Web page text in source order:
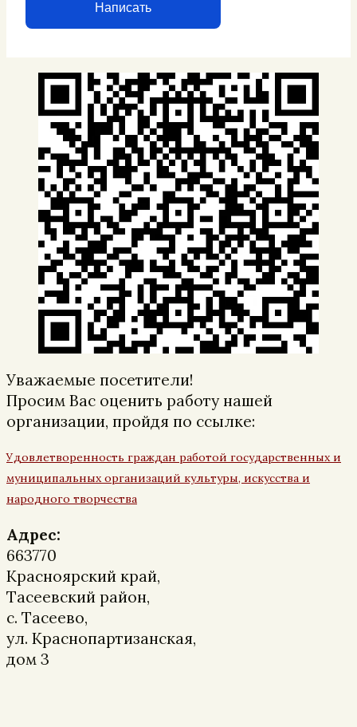
Написать
Уважаемые посетители!
Просим Вас оценить работу нашей
организации, пройдя по ссылке:
Удовлетворенность граждан работой государственных и
муниципальных организаций культуры, искусства и
народного творчества
Адрес:
663770
Красноярский край,
Тасеевский район,
с. Тасеево,
ул. Краснопартизанская,
дом 3